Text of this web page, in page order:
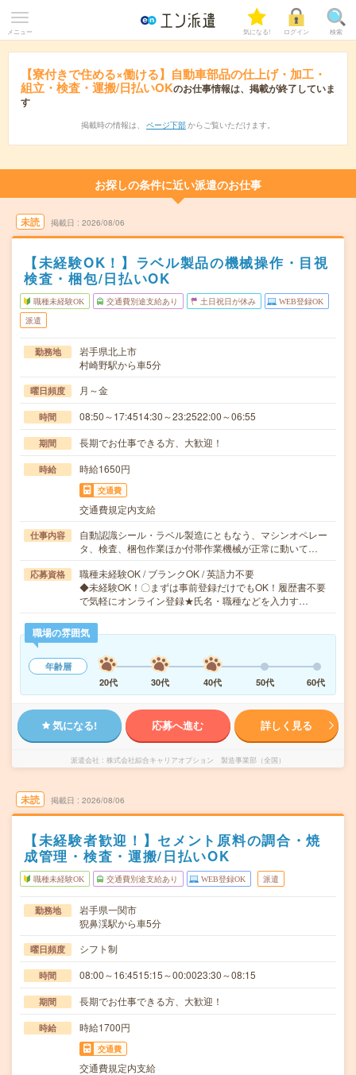
メニュー 気になる! ログイン 検索
【寮付きで住める×働ける】自動車部品の仕上げ・加工・
組立・検査・運搬/日払いOKのお仕事情報は、掲載が終了していま
す
掲載時の情報は、 ページ下部 からご覧いただけます。
お探しの条件に近い派遣のお仕事
未読 掲載日 2026/08/06
【未経験OK！】ラベル製品の機械操作・目視
検査・梱包/日払いOK
職種未経験OK 交通費別途支給あり 土日祝日が休み WEB登録OK
派遣
勤務地
岩手県北上市
村崎野駅から車5分
曜日頻度 月～金
時間 08:50～17:4514:30～23:2522:00～06:55
期間 長期でお仕事できる方、大歓迎！
時給 時給1650円
交通費
交通費規定内支給
仕事内容
自動認識シール・ラベル製造にともなう、マシンオペレー
タ、検査、梱包作業ほか付帯作業機械が正常に動いて…
応募資格
職種未経験OK / ブランクOK / 英語力不要
◆未経験OK！〇まずは事前登録だけでもOK！履歴書不要
で気軽にオンライン登録★氏名・職種などを入力す…
職場の雰囲気
年齢層
20代
30代 40代 50代 60代
気になる! 応募へ進む 詳しく見る
派遣会社 株式会社綜合キャリアオプション 製造事業部（全国）
未読 掲載日 2026/08/06
【未経験者歓迎！】セメント原料の調合・焼
成管理・検査・運搬/日払いOK
職種未経験OK 交通費別途支給あり WEB登録OK 派遣
勤務地
岩手県一関市
猊鼻渓駅から車5分
曜日頻度 シフト制
時間 08:00～16:4515:15～00:0023:30～08:15
期間 長期でお仕事できる方、大歓迎！
時給 時給1700円
交通費
交通費規定内支給